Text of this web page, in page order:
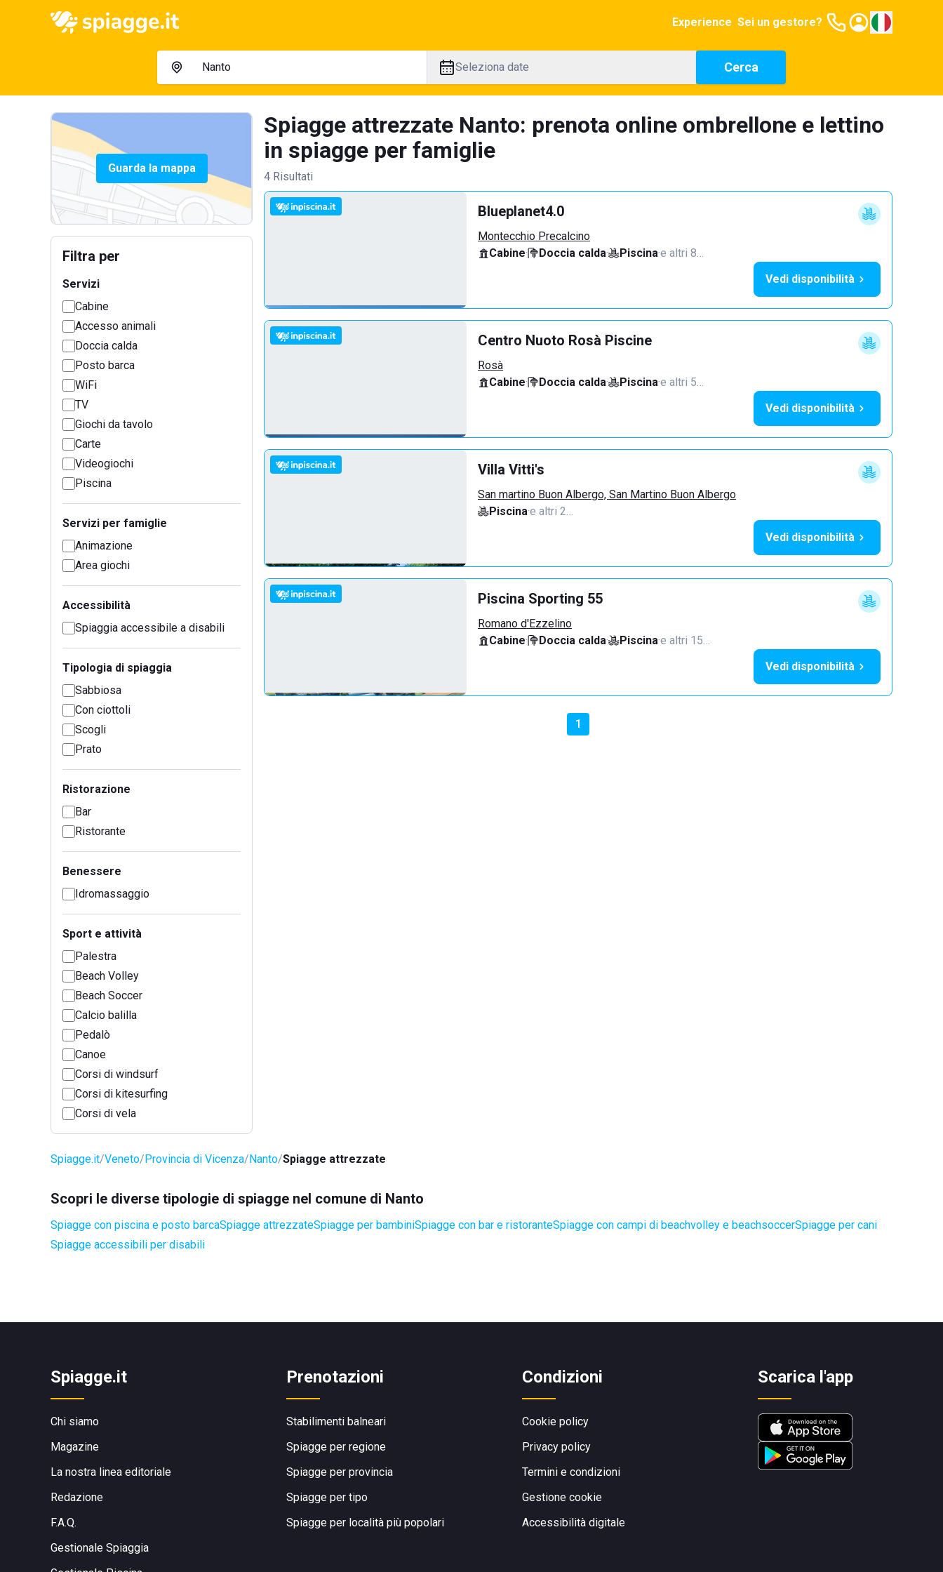
Experience Sei un gestore?
Seleziona date Cerca
Guarda la mappa
Filtra per
Servizi
Cabine
Accesso animali
Doccia calda
Posto barca
WiFi
TV
Giochi da tavolo
Carte
Videogiochi
Piscina
Servizi per famiglie
Animazione
Area giochi
Accessibilità
Spiaggia accessibile a disabili
Tipologia di spiaggia
Sabbiosa
Con ciottoli
Scogli
Prato
Ristorazione
Bar
Ristorante
Benessere
Idromassaggio
Sport e attività
Palestra
Beach Volley
Beach Soccer
Calcio balilla
Pedalò
Canoe
Corsi di windsurf
Corsi di kitesurfing
Corsi di vela
Spiagge attrezzate Nanto: prenota online ombrellone e lettino
in spiagge per famiglie
4 Risultati
Blueplanet4.0
Montecchio Precalcino
Cabine· Doccia calda· Piscina·e altri 8…
Vedi disponibilità
Centro Nuoto Rosà Piscine
Rosà
Cabine· Doccia calda· Piscina·e altri 5…
Vedi disponibilità
Villa Vitti's
San martino Buon Albergo, San Martino Buon Albergo
Piscina·e altri 2…
Vedi disponibilità
Piscina Sporting 55
Romano d'Ezzelino
Cabine· Doccia calda· Piscina·e altri 15…
Vedi disponibilità
1
Spiagge.it Veneto Provincia di Vicenza Nanto Spiagge attrezzate
Scopri le diverse tipologie di spiagge nel comune di Nanto
Spiagge con piscina e posto barcaSpiagge attrezzateSpiagge per bambiniSpiagge con bar e ristoranteSpiagge con campi di beachvolley e beachsoccerSpiagge per cani
Spiagge accessibili per disabili
Spiagge.it
Chi siamo
Magazine
La nostra linea editoriale
Redazione
F.A.Q.
Gestionale Spiaggia
Prenotazioni
Stabilimenti balneari
Spiagge per regione
Spiagge per provincia
Spiagge per tipo
Spiagge per località più popolari
Condizioni
Cookie policy
Privacy policy
Termini e condizioni
Gestione cookie
Accessibilità digitale
Scarica l'app